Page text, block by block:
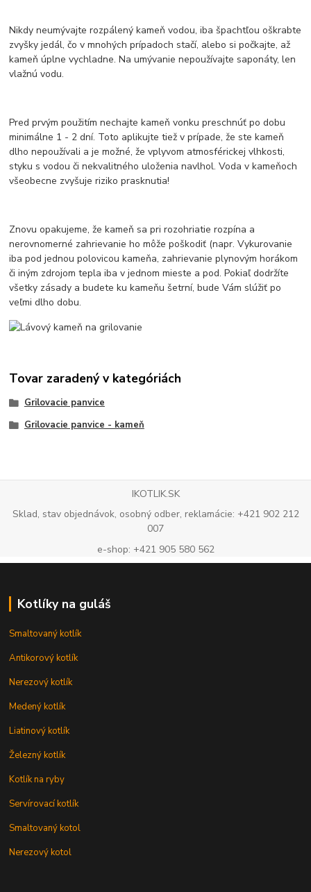
Nikdy neumývajte rozpálený kameň vodou, iba špachtľou oškrabte
zvyšky jedál, čo v mnohých prípadoch stačí, alebo si počkajte, až
kameň úplne vychladne. Na umývanie nepoužívajte saponáty, len
vlažnú vodu.
Pred prvým použitím nechajte kameň vonku preschnúť po dobu
minimálne 1 - 2 dní. Toto aplikujte tiež v prípade, že ste kameň
dlho nepoužívali a je možné, že vplyvom atmosférickej vlhkosti,
styku s vodou či nekvalitného uloženia navlhol. Voda v kameňoch
všeobecne zvyšuje riziko prasknutia!
Znovu opakujeme, že kameň sa pri rozohriatie rozpína ​​a
nerovnomerné zahrievanie ho môže poškodiť (napr. Vykurovanie
iba pod jednou polovicou kameňa, zahrievanie plynovým horákom
či iným zdrojom tepla iba v jednom mieste a pod. Pokiaľ dodržíte
všetky zásady a budete ku kameňu šetrní, bude Vám slúžiť po
veľmi dlho dobu.
Tovar zaradený v kategóriách
Grilovacie panvice
Grilovacie panvice - kameň
IKOTLIK.SK
Sklad, stav objednávok, osobný odber, reklamácie: +421 902 212
007
e-shop: +421 905 580 562
Kotlíky na guláš
Smaltovaný kotlík
Antikorový kotlík
Nerezový kotlík
Medený kotlík
Liatinový kotlík
Železný kotlík
Kotlík na ryby
Servírovací kotlík
Smaltovaný kotol
Nerezový kotol